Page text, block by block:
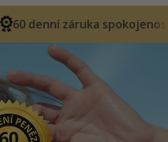
záruka spokojenosti 60